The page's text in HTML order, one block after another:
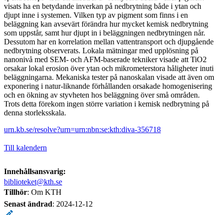
visats ha en betydande inverkan på nedbrytning både i ytan och
djupt inne i systemen. Vilken typ av pigment som finns i en
beläggning kan avsevärt förändra hur mycket kemisk nedbrytning
som uppstår, samt hur djupt in i beläggningen nedbrytningen når.
Dessutom har en korrelation mellan vattentransport och djupgående
nedbrytning observerats. Lokala mätningar med upplösning på
nanonivå med SEM- och AFM-baserade tekniker visade att TiO2
orsakar lokal erosion över ytan och mikrometerstora håligheter inuti
beläggningarna. Mekaniska tester på nanoskalan visade att även om
exponering i natur-liknande förhållanden orsakade homogenisering
och en ökning av styvheten hos beläggning över små områden.
Trots detta förekom ingen större variation i kemisk nedbrytning på
denna storleksskala.
urn.kb.se/resolve?urn=urn:nbn:se:kth:diva-356718
Till kalendern
Innehållsansvarig:
biblioteket@kth.se
Tillhör: Om KTH
Senast ändrad: 2024-12-12